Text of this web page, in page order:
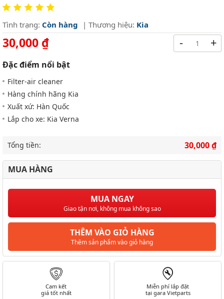
Tình trạng: Còn hàng | Thương hiệu: Kia
30,000 ₫
Đặc điểm nổi bật
Filter-air cleaner
Hàng chính hãng Kia
Xuất xứ: Hàn Quốc
Lắp cho xe: Kia Verna
- +
Tổng tiền: 30,000 ₫
MUA HÀNG
MUA NGAY
Giao tận nơi, không mua không sao
THÊM VÀO GIỎ HÀNG
Thêm sản phẩm vào giỏ hàng
Cam kết
giá tốt nhất
Miễn phí lắp đặt
tại gara Vietparts